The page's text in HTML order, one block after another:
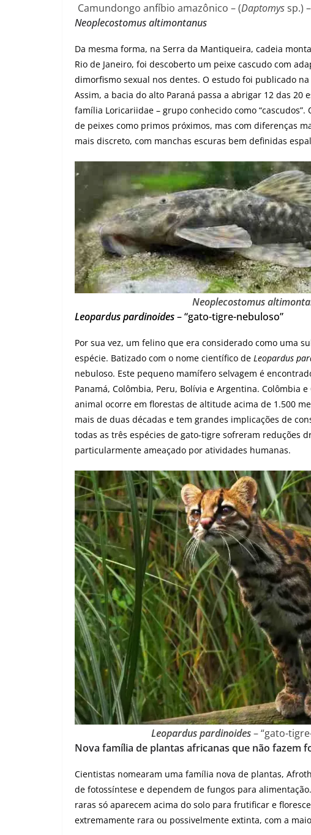
Camundongo anfíbio amazônico – (Daptomyssp.)
Neoplecostomus altimontanus
Da mesma forma, na Serra da Mantiqueira, cadeia
Rio de Janeiro, foi descoberto um peixe cascudo com
dimorfismo sexual nos dentes. O estudo foi publicado
Assim, a bacia do alto Paraná passa a abrigar 12 das 20
família Loricariidae – grupo conhecido como
de peixes como primos próximos, mas com diferenças
mais discreto, com manchas escuras bem definidas
Neoplecostomus
Leopardus pardinoides– “gato-tigre-nebuloso”
Por sua vez, um felino que era considerado como uma
espécie. Batizado com o nome científico de Leopardus
nebuloso. Este pequeno mamífero selvagem é
Panamá, Colômbia, Peru, Bolívia e Argentina. Colômbia
animal ocorre em florestas de altitude acima de 1.500
mais de duas décadas e tem grandes implicações de
todas as três espécies de gato-tigre sofreram reduções
particularmente ameaçado por atividades humanas.
Leopardus pardinoides– “gato-
Nova família de plantas africanas que não fazem
Cientistas nomearam uma família nova de plantas,
de fotossíntese e dependem de fungos para
raras só aparecem acima do solo para frutificar e
extremamente rara ou possivelmente extinta, com a